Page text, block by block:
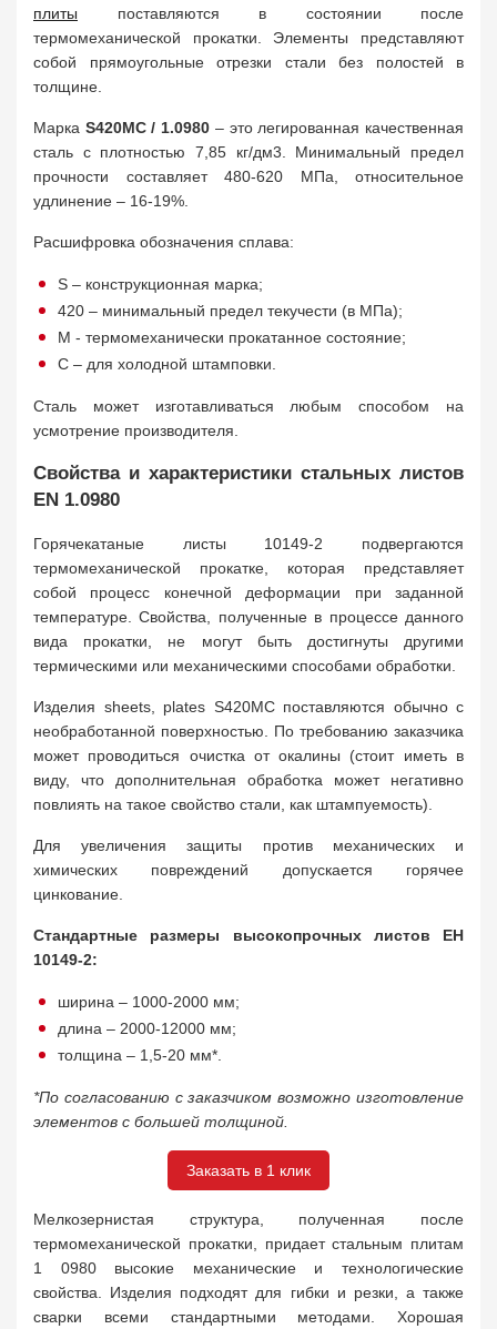
плиты поставляются в состоянии после
термомеханической прокатки. Элементы представляют
собой прямоугольные отрезки стали без полостей в
толщине.
Марка S420MC / 1.0980 – это легированная качественная
сталь с плотностью 7,85 кг/дм3. Минимальный предел
прочности составляет 480-620 МПа, относительное
удлинение – 16-19%.
Расшифровка обозначения сплава:
S – конструкционная марка;
420 – минимальный предел текучести (в МПа);
М - термомеханически прокатанное состояние;
С – для холодной штамповки.
Сталь может изготавливаться любым способом на
усмотрение производителя.
Свойства и характеристики стальных листов
EN 1.0980
Горячекатаные листы 10149-2 подвергаются
термомеханической прокатке, которая представляет
собой процесс конечной деформации при заданной
температуре. Свойства, полученные в процессе данного
вида прокатки, не могут быть достигнуты другими
термическими или механическими способами обработки.
Изделия sheets, plates S420MC поставляются обычно с
необработанной поверхностью. По требованию заказчика
может проводиться очистка от окалины (стоит иметь в
виду, что дополнительная обработка может негативно
повлиять на такое свойство стали, как штампуемость).
Для увеличения защиты против механических и
химических повреждений допускается горячее
цинкование.
Стандартные размеры высокопрочных листов ЕН
10149-2:
ширина – 1000-2000 мм;
длина – 2000-12000 мм;
толщина – 1,5-20 мм*.
*По согласованию с заказчиком возможно изготовление
элементов с большей толщиной.
Заказать в 1 клик
Мелкозернистая структура, полученная после
термомеханической прокатки, придает стальным плитам
1 0980 высокие механические и технологические
свойства. Изделия подходят для гибки и резки, а также
сварки всеми стандартными методами. Хорошая